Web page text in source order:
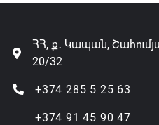
ՀՀ, ք․ Կապան,
20/32
+374 285 5 25 63
+374 91 45 90 47